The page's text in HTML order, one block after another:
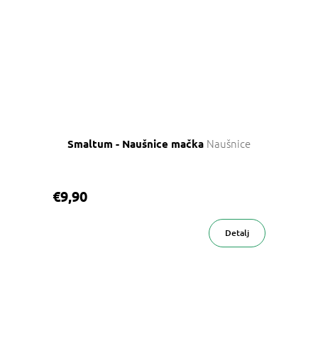
Smaltum - Naušnice mačka Naušnice
€9,90
Detalj